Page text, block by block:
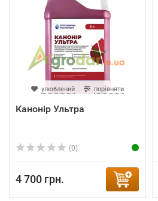
улюблений порівняти
Канонір Ультра
(0)
4 700 грн.